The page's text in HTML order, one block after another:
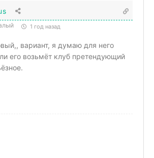
1 год назад
вариант, я думаю для него
его возьмёт клуб претендующий